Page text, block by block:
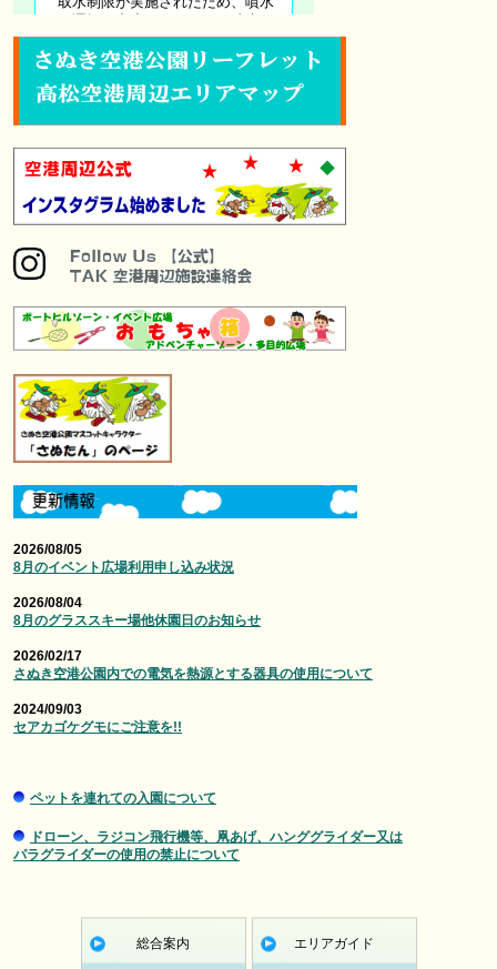
2026/08/05
8月のイベント広場利用申し込み状況
2026/08/04
8月のグラススキー場他休園日のお知らせ
2026/02/17
さぬき空港公園内での電気を熱源とする器具の使用について
2024/09/03
セアカゴケグモにご注意を!!
ペットを連れての入園について
ドローン、ラジコン飛行機等、凧あげ、ハンググライダー又は
パラグライダーの使用の禁止について
総合案内 エリアガイド